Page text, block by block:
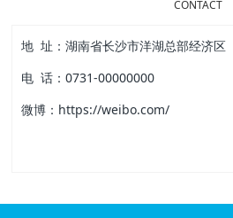
CONTACT
地 址：湖南省长沙市洋湖总部经济区
电 话：0731-00000000
微博：https://weibo.com/